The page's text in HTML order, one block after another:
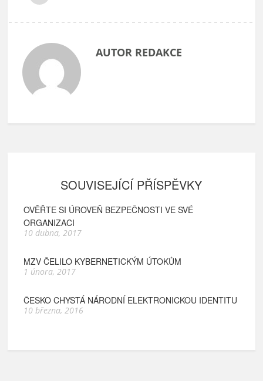
AUTOR REDAKCE
SOUVISEJÍCÍ PŘÍSPĚVKY
OVĚŘTE SI ÚROVEŇ BEZPEČNOSTI VE SVÉ
ORGANIZACI
10 dubna, 2017
MZV ČELILO KYBERNETICKÝM ÚTOKŮM
1 února, 2017
ČESKO CHYSTÁ NÁRODNÍ ELEKTRONICKOU IDENTITU
10 března, 2016